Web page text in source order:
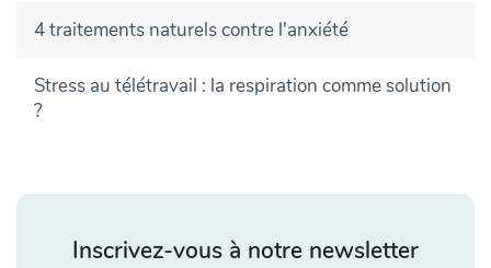
4 traitements naturels contre l'anxiété
Stress au télétravail : la respiration comme solution
?
Inscrivez-vous à notre newsletter